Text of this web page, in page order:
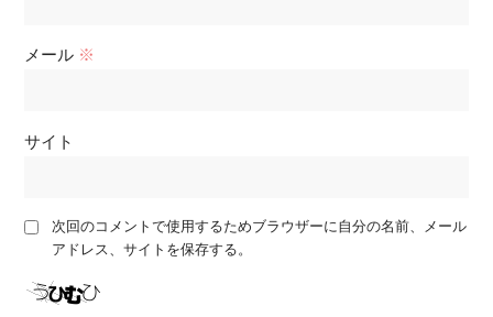
メール ※
サイト
次回のコメントで使用するためブラウザーに自分の名前、メール
アドレス、サイトを保存する。